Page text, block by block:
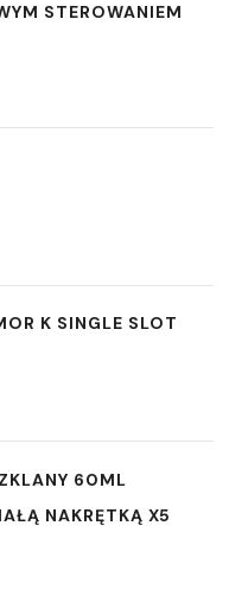
STEROWANIEM
K SINGLE SLOT
60ML
NAKRĘTKĄ X5